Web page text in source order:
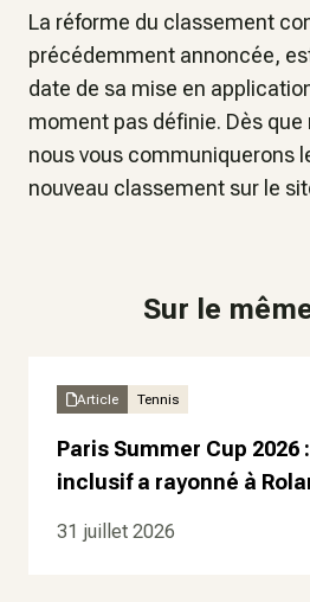
La réforme du classement
précédemment annoncée,
date de sa mise en
moment pas définie. Dès que
nous vous communiquerons
nouveau classement sur le
Sur le
Article Tennis
Paris Summer Cup 2026
inclusif a rayonné à
31 juillet 2026